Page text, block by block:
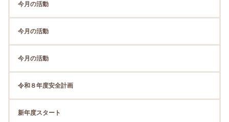
今月の活動
今月の活動
今月の活動
令和８年度安全計画
新年度スタート